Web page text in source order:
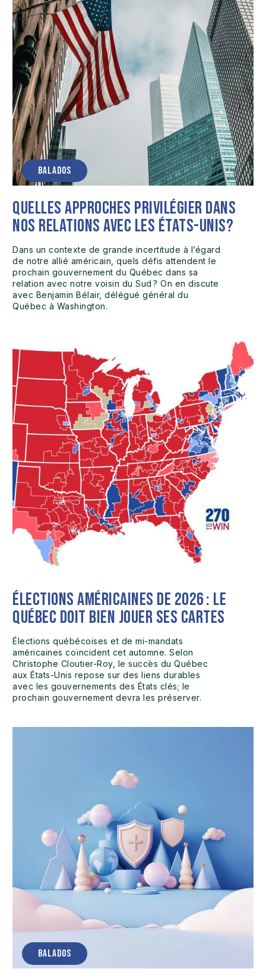
BALADOS
Quelles approches privilégier dans
nos relations avec les États-Unis?
Dans un contexte de grande incertitude à l’égard
de notre allié américain, quels défis attendent le
prochain gouvernement du Québec dans sa
relation avec notre voisin du Sud ? On en discute
avec Benjamin Bélair, délégué général du
Québec à Washington.
Élections américaines de 2026 : le
Québec doit bien jouer ses cartes
Élections québécoises et de mi-mandats
américaines coïncident cet automne. Selon
Christophe Cloutier-Roy, le succès du Québec
aux États-Unis repose sur des liens durables
avec les gouvernements des États clés; le
prochain gouvernement devra les préserver.
BALADOS